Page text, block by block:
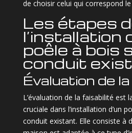
de choisir celui qui correspond
Les étapes
l’installation
poêle à bois
conduit
Évaluation de
L’évaluation de la faisabilité est
cruciale dans l’installation d’un
conduit existant. Elle consiste à